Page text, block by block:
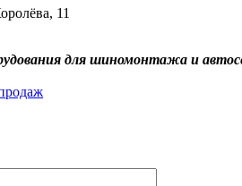
11
для шиномонтажа и